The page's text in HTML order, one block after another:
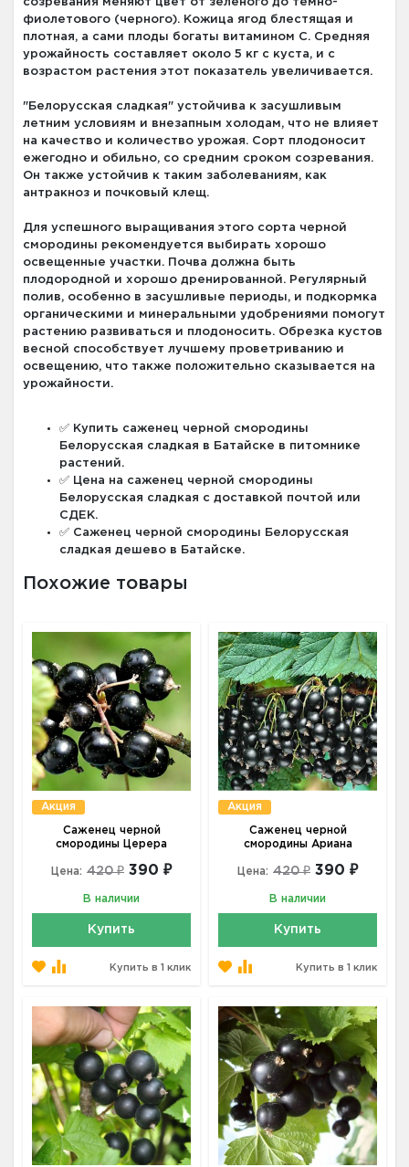
созревания меняют цвет от зеленого до темно-
фиолетового (черного). Кожица ягод блестящая и
плотная, а сами плоды богаты витамином С. Средняя
урожайность составляет около 5 кг с куста, и с
возрастом растения этот показатель увеличивается.
"Белорусская сладкая" устойчива к засушливым
летним условиям и внезапным холодам, что не влияет
на качество и количество урожая. Сорт плодоносит
ежегодно и обильно, со средним сроком созревания.
Он также устойчив к таким заболеваниям, как
антракноз и почковый клещ.
Для успешного выращивания этого сорта черной
смородины рекомендуется выбирать хорошо
освещенные участки. Почва должна быть
плодородной и хорошо дренированной. Регулярный
полив, особенно в засушливые периоды, и подкормка
органическими и минеральными удобрениями помогут
растению развиваться и плодоносить. Обрезка кустов
весной способствует лучшему проветриванию и
освещению, что также положительно сказывается на
урожайности.
✅ Купить саженец черной смородины
Белорусская сладкая в Батайске в питомнике
растений.
✅ Цена на саженец черной смородины
Белорусская сладкая с доставкой почтой или
СДЕК.
✅ Саженец черной смородины Белорусская
сладкая дешево в Батайске.
Похожие товары
Акция
Саженец черной
смородины Церера
Цена: 420 ₽ 390 ₽
В наличии
Купить
Купить в 1 клик
Акция
Саженец черной
смородины Ариана
Цена: 420 ₽ 390 ₽
В наличии
Купить
Купить в 1 клик